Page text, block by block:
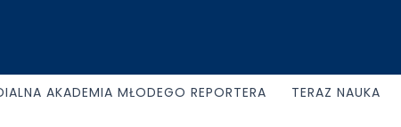
AKADEMIA MŁODEGO REPORTERA TERAZ NAUKA